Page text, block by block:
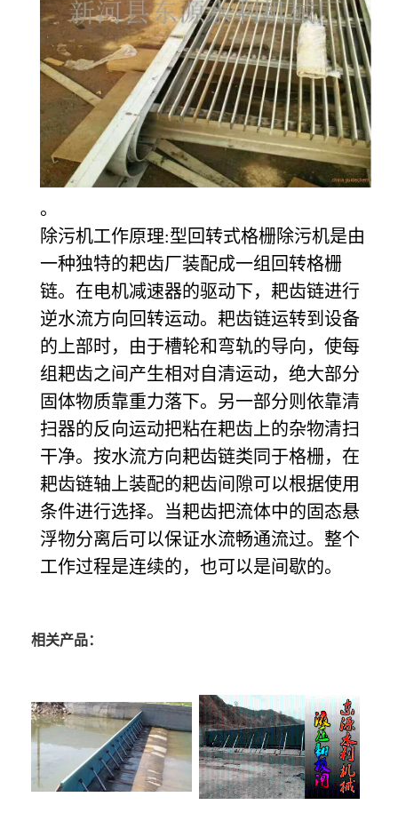
。
除污机工作原理:型回转式格栅除污机是由
一种独特的耙齿厂装配成一组回转格栅
链。在电机减速器的驱动下，耙齿链进行
逆水流方向回转运动。耙齿链运转到设备
的上部时，由于槽轮和弯轨的导向，使每
组耙齿之间产生相对自清运动，绝大部分
固体物质靠重力落下。另一部分则依靠清
扫器的反向运动把粘在耙齿上的杂物清扫
干净。按水流方向耙齿链类同于格栅，在
耙齿链轴上装配的耙齿间隙可以根据使用
条件进行选择。当耙齿把流体中的固态悬
浮物分离后可以保证水流畅通流过。整个
工作过程是连续的，也可以是间歇的。
相关产品：